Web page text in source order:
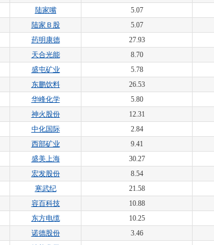
陆家嘴 5.07
陆家Ｂ股 5.07
药明康德 27.93
天合光能 8.70
盛屯矿业 5.78
东鹏饮料 26.53
华峰化学 5.80
神火股份 12.31
中化国际 2.84
西部矿业 9.41
盛美上海 30.27
宏发股份 8.54
寒武纪 21.58
容百科技 10.88
东方电缆 10.25
诺德股份 3.46